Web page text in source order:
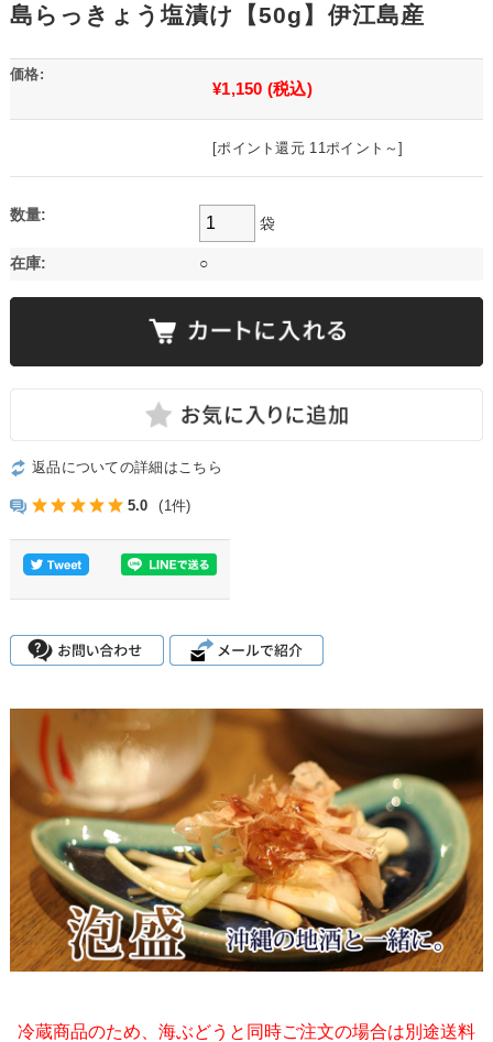
島らっきょう塩漬け【50g】伊江島産
価格:
¥1,150 (税込)
[ポイント還元 11ポイント～]
数量:
袋
在庫: ○
返品についての詳細はこちら
5.0 (1件)
冷蔵商品のため、海ぶどうと同時ご注文の場合は別途送料